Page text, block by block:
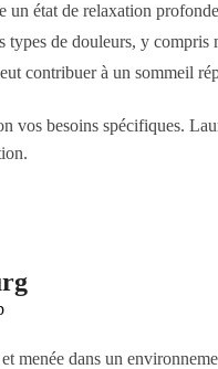
un état de relaxation
types de douleurs, y compris
contribuer à un sommeil
vos besoins spécifiques.
menée dans un